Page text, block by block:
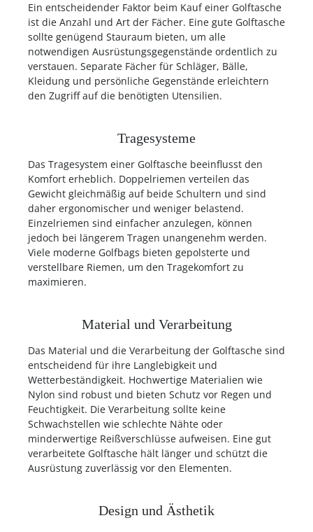
Ein entscheidender Faktor beim Kauf einer Golftasche
ist die Anzahl und Art der Fächer. Eine gute Golftasche
sollte genügend Stauraum bieten, um alle
notwendigen Ausrüstungsgegenstände ordentlich zu
verstauen. Separate Fächer für Schläger, Bälle,
Kleidung und persönliche Gegenstände erleichtern
den Zugriff auf die benötigten Utensilien.
Tragesysteme
Das Tragesystem einer Golftasche beeinflusst den
Komfort erheblich. Doppelriemen verteilen das
Gewicht gleichmäßig auf beide Schultern und sind
daher ergonomischer und weniger belastend.
Einzelriemen sind einfacher anzulegen, können
jedoch bei längerem Tragen unangenehm werden.
Viele moderne Golfbags bieten gepolsterte und
verstellbare Riemen, um den Tragekomfort zu
maximieren.
Material und Verarbeitung
Das Material und die Verarbeitung der Golftasche sind
entscheidend für ihre Langlebigkeit und
Wetterbeständigkeit. Hochwertige Materialien wie
Nylon sind robust und bieten Schutz vor Regen und
Feuchtigkeit. Die Verarbeitung sollte keine
Schwachstellen wie schlechte Nähte oder
minderwertige Reißverschlüsse aufweisen. Eine gut
verarbeitete Golftasche hält länger und schützt die
Ausrüstung zuverlässig vor den Elementen.
Design und Ästhetik